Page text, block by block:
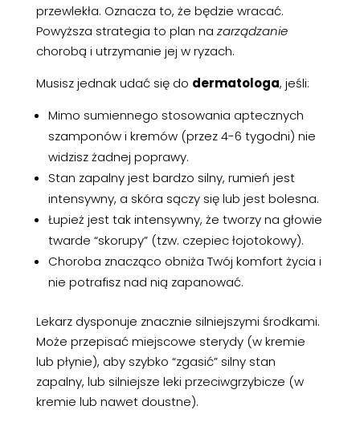
przewlekła. Oznacza to, że będzie wracać.
Powyższa strategia to plan nazarządzanie
chorobą i utrzymanie jej w ryzach.
Musisz jednak udać się do dermatologa, jeśli:
Mimo sumiennego stosowania aptecznych
szamponów i kremów (przez 4-6 tygodni) nie
widzisz żadnej poprawy.
Stan zapalny jest bardzo silny, rumień jest
intensywny, a skóra sączy się lub jest bolesna.
Łupież jest tak intensywny, że tworzy na głowie
twarde “skorupy” (tzw. czepiec łojotokowy).
Choroba znacząco obniża Twój komfort życia i
nie potrafisz nad nią zapanować.
Lekarz dysponuje znacznie silniejszymi środkami.
Może przepisać miejscowe sterydy (w kremie
lub płynie), aby szybko “zgasić” silny stan
zapalny, lub silniejsze leki przeciwgrzybicze (w
kremie lub nawet doustne).